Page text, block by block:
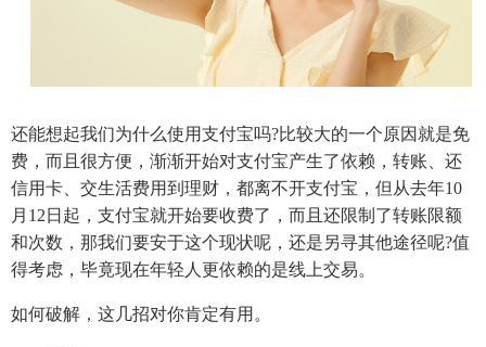
还能想起我们为什么使用支付宝吗?比较大的一个原因就是免
费，而且很方便，渐渐开始对支付宝产生了依赖，转账、还
信用卡、交生活费用到理财，都离不开支付宝，但从去年10
月12日起，支付宝就开始要收费了，而且还限制了转账限额
和次数，那我们要安于这个现状呢，还是另寻其他途径呢?值
得考虑，毕竟现在年轻人更依赖的是线上交易。
如何破解，这几招对你肯定有用。